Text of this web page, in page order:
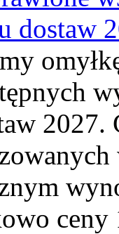
dostaw